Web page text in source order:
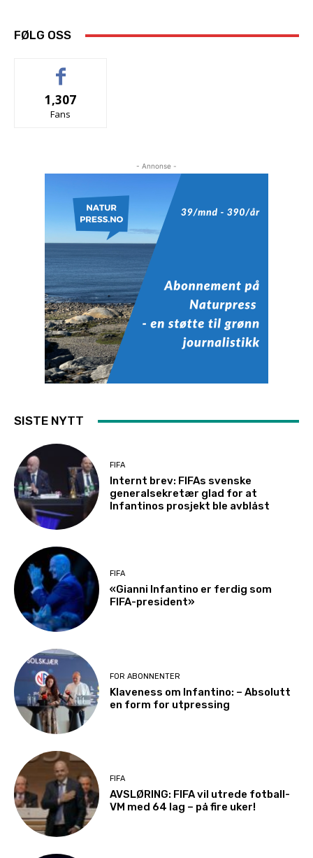
FØLG OSS
1,307
Fans
- Annonse -
SISTE NYTT
FIFA
Internt brev: FIFAs svenske
generalsekretær glad for at
Infantinos prosjekt ble avblåst
FIFA
«Gianni Infantino er ferdig som
FIFA-president»
FOR ABONNENTER
Klaveness om Infantino: – Absolutt
en form for utpressing
FIFA
AVSLØRING: FIFA vil utrede fotball-
VM med 64 lag – på fire uker!